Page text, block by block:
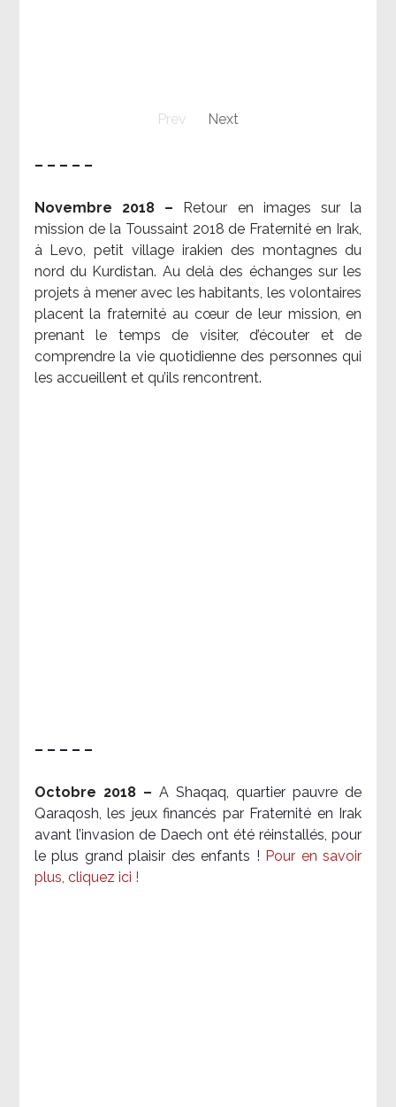
Prev Next
– – – – –
Novembre 2018 –
Retour en images sur la
mission de la Toussaint 2018 de Fraternité en Irak,
à Levo, petit village irakien des montagnes du
nord du Kurdistan. Au delà des échanges sur les
projets à mener avec les habitants, les volontaires
placent la fraternité au cœur de leur mission, en
prenant le temps de visiter, d’écouter et de
comprendre la vie quotidienne des personnes qui
les accueillent et qu’ils rencontrent.
– – – – –
Octobre 2018 – A Shaqaq, quartier pauvre de
Qaraqosh, les jeux financés par Fraternité en Irak​
avant l’invasion de Daech ont été réinstallés, pour
le plus grand plaisir des enfants ! Pour en savoir
plus, cliquez ici !